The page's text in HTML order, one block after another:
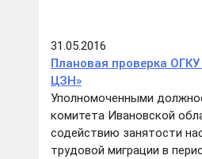
31.05.2016
Плановая проверка ОГКУ
ЦЗН»
Уполномоченными
комитета Ивановской
содействию занятости
трудовой миграции в